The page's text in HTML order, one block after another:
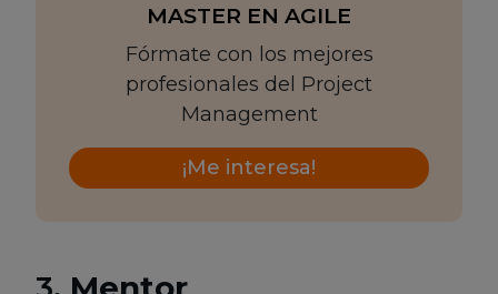
MASTER EN AGILE
Fórmate con los mejores
profesionales del Project
Management
¡Me interesa!